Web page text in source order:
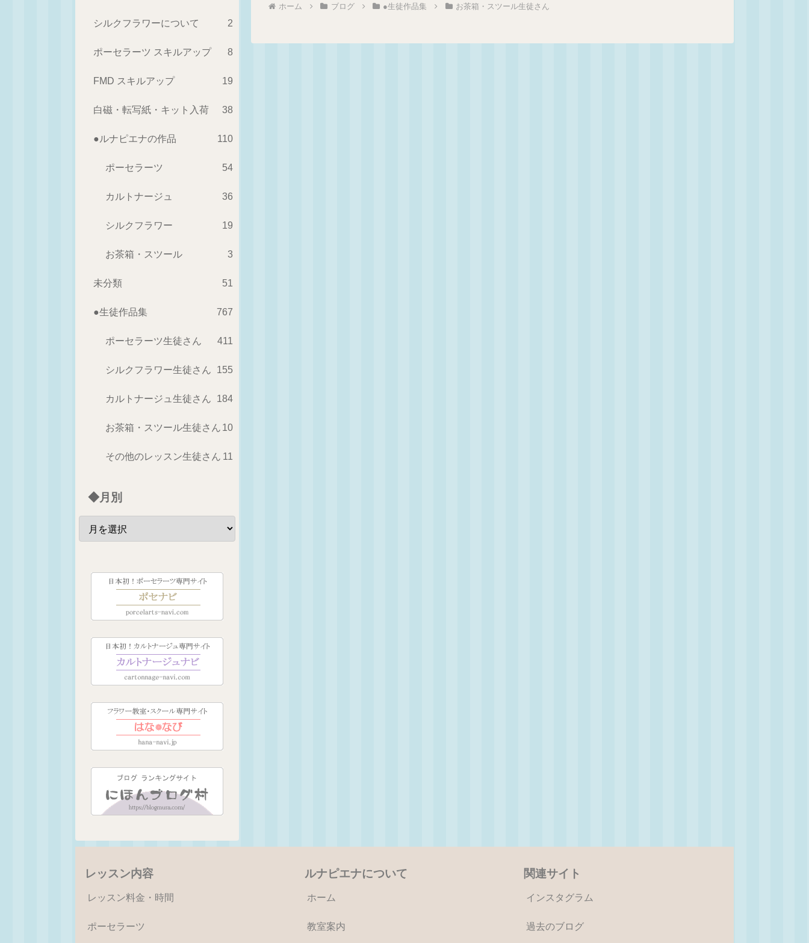
ホーム ブログ ●生徒作品集 お茶箱・スツール生徒さん
シルクフラワーについて 2
ポーセラーツ スキルアップ 8
FMD スキルアップ 19
白磁・転写紙・キット入荷 38
●ルナピエナの作品 110
ポーセラーツ 54
カルトナージュ 36
シルクフラワー 19
お茶箱・スツール 3
未分類 51
●生徒作品集 767
ポーセラーツ生徒さん 411
シルクフラワー生徒さん 155
カルトナージュ生徒さん 184
お茶箱・スツール生徒さん 10
その他のレッスン生徒さん 11
◆月別
レッスン内容
レッスン料金・時間
ポーセラーツ
ルナピエナについて
ホーム
教室案内
関連サイト
インスタグラム
過去のブログ